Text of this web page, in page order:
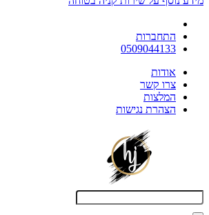
התחברות
0509044133
אודות
צרו קשר
המלצות
הצהרת נגישות